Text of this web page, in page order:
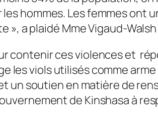
hommes. Les femmes ont
», a plaidé Mme Vigaud-Walsh
contenir ces violences et
les viols utilisés comme
un soutien en matière de
de Kinshasa à